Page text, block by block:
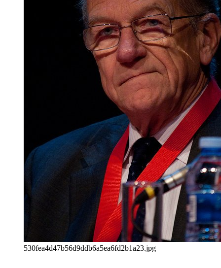
530fea4d47b56d9ddb6a5ea6fd2b1a23.jpg